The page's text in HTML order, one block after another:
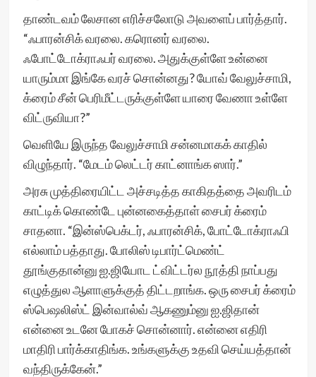
தாண்டவம் லேசான எரிச்சலோடு அவளைப் பார்த்தார்.
“ஃபாரன்சிக் வரலை. கரொனர் வரலை.
ஃபோட்டோக்ராஃபர் வரலை. அதுக்குள்ளே உன்னை
யாரும்மா இங்கே வரச் சொன்னது? யோவ் வேலுச்சாமி,
க்ரைம் சீன் பெரிமீட்டருக்குள்ளே யாரை வேணா உள்ளே
விட்ருவியா?”
வெளியே இருந்த வேலுச்சாமி சன்னமாகக் காதில்
விழுந்தார். “மேடம் லெட்டர் காட்னாங்க ஸார்.”
அரசு முத்திரையிட்ட அச்சடித்த காகிதத்தை அவரிடம்
காட்டிக் கொண்டே புன்னகைத்தாள் சைபர் க்ரைம்
சாதனா. “இன்ஸ்பெக்டர், ஃபாரன்சிக், போட்டோக்ராஃபி
எல்லாம் பத்தாது. போலிஸ் டிபார்ட்மெண்ட்
தூங்குதான்னு ஐ.ஜியோட ட்விட்டர்ல நூத்தி நாப்பது
எழுத்துல ஆளாளுக்குத் திட்டறாங்க. ஒரு சைபர் க்ரைம்
ஸ்பெஷலிஸ்ட் இன்வால்வ் ஆகணும்னு ஐ.ஜிதான்
என்னை உடனே போகச் சொன்னார். என்னை எதிரி
மாதிரி பார்க்காதிங்க. உங்களுக்கு உதவி செய்யத்தான்
வந்திருக்கேன்.”